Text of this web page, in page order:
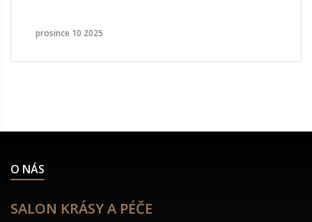
dlouhodobý výsledek bez bolesti.
prosince 10 2025
O NÁS
SALON KRÁSY A PÉČE